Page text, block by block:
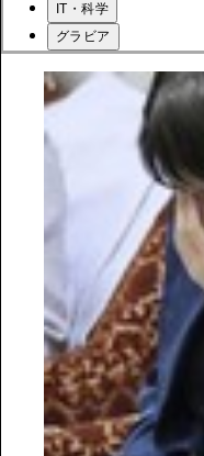
IT・科学
グラビア